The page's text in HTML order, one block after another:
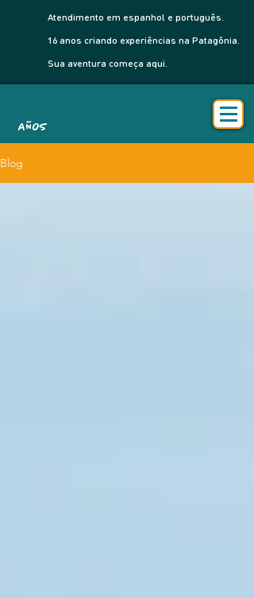
Atendimento em espanhol e português.
16 anos criando experiências na Patagônia.
Sua aventura começa aqui.
AÑOS
Blog